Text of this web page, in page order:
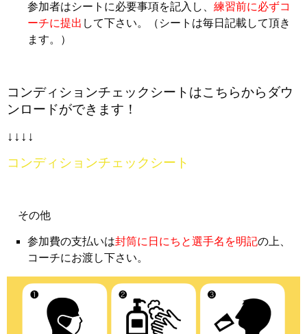
参加者はシートに必要事項を記入 し、 練習前に必ずコ
ーチに提出 して下さい。（シートは毎日記載して頂き
ます。）
コンディションチェックシートはこちらからダウ
ンロードができます！
↓↓↓↓
コンディションチェックシート
その他
参加費の支払いは封筒に日にちと選手名を明記の上、
コーチにお渡し下さい。